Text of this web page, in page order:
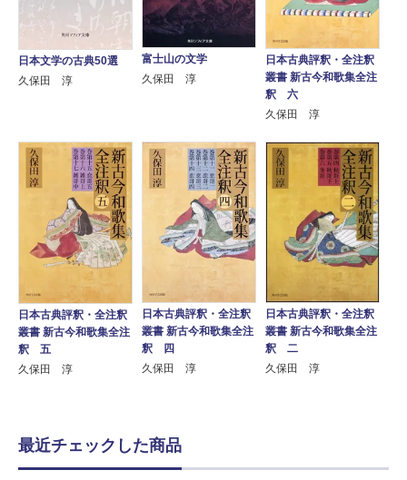
日本文学の古典50選
久保田 淳
富士山の文学
久保田 淳
日本古典評釈・全注釈
叢書 新古今和歌集全注
釈 六
久保田 淳
日本古典評釈・全注釈
叢書 新古今和歌集全注
釈 五
久保田 淳
日本古典評釈・全注釈
叢書 新古今和歌集全注
釈 四
久保田 淳
日本古典評釈・全注釈
叢書 新古今和歌集全注
釈 二
久保田 淳
最近チェックした商品